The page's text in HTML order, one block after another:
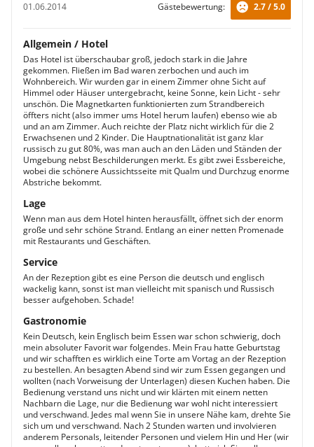
01.06.2014
Gästebewertung: 2.7 / 5.0
Allgemein / Hotel
Das Hotel ist überschaubar groß, jedoch stark in die Jahre
gekommen. Fließen im Bad waren zerbochen und auch im
Wohnbereich. Wir wurden gar in einem Zimmer ohne Sicht auf
Himmel oder Häuser untergebracht, keine Sonne, kein Licht - sehr
unschön. Die Magnetkarten funktionierten zum Strandbereich
öffters nicht (also immer ums Hotel herum laufen) ebenso wie ab
und an am Zimmer. Auch reichte der Platz nicht wirklich für die 2
Erwachsenen und 2 Kinder. Die Hauptnationalität ist ganz klar
russisch zu gut 80%, was man auch an den Läden und Ständen der
Umgebung nebst Beschilderungen merkt. Es gibt zwei Essbereiche,
wobei die schönere Aussichtsseite mit Qualm und Durchzug enorme
Abstriche bekommt.
Lage
Wenn man aus dem Hotel hinten herausfällt, öffnet sich der enorm
große und sehr schöne Strand. Entlang an einer netten Promenade
mit Restaurants und Geschäften.
Service
An der Rezeption gibt es eine Person die deutsch und englisch
wackelig kann, sonst ist man vielleicht mit spanisch und Russisch
besser aufgehoben. Schade!
Gastronomie
Kein Deutsch, kein Englisch beim Essen war schon schwierig, doch
mein absoluter Favorit war folgendes. Mein Frau hatte Geburtstag
und wir schafften es wirklich eine Torte am Vortag an der Rezeption
zu bestellen. An besagten Abend sind wir zum Essen gegangen und
wollten (nach Vorweisung der Unterlagen) diesen Kuchen haben. Die
Bedienung verstand uns nicht und wir klärten mit einem netten
Nachbarn die Lage, nur die Bedienung war wohl nicht interessiert
und verschwand. Jedes mal wenn Sie in unsere Nähe kam, drehte Sie
sich um und verschwand. Nach 2 Stunden warten und involvieren
anderem Personals, leitender Personen und vielem Hin und Her (wir